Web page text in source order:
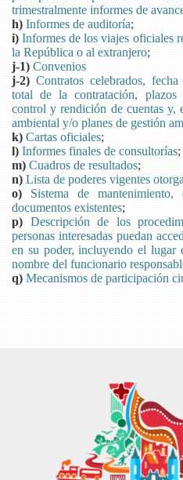
trimestralmente informes de
h) Informes de auditoría;
i) Informes de los viajes oficiales
la República o al extranjero;
j-1) Convenios
j-2) Contratos celebrados,
total de la contratación, plazos
control y rendición de cuentas y,
ambiental y/o planes de gestión
k) Cartas oficiales;
l) Informes finales de consultorías;
m) Cuadros de resultados;
n) Lista de poderes vigentes
o)
Sistema de
documentos existentes;
p) Descripción de los
personas interesadas puedan
en su poder, incluyendo el lugar
nombre del funcionario
q) Mecanismos de participación